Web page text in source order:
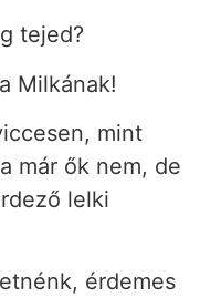
tejed?
Milkának!
mint
már ők nem, de
lelki
érdemes